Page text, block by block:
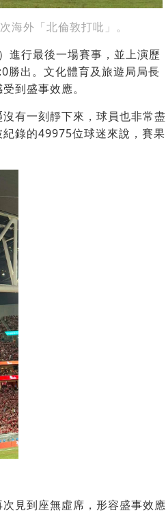
海外「北倫敦打吡」。
進行最後一場賽事，並上演歷
勝出。文化體育及旅遊局局長
到盛事效應。
有一刻靜下來，球員也非常盡
錄的49975位球迷來說，賽果
見到座無虛席，形容盛事效應